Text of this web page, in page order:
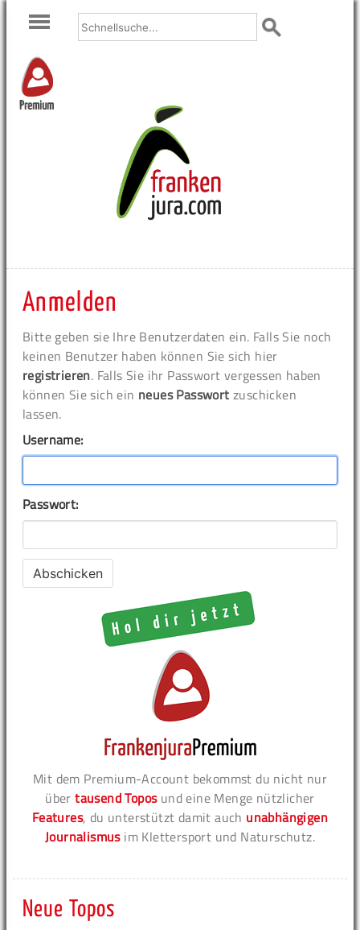
Premium
Anmelden
Bitte geben sie Ihre Benutzerdaten ein. Falls Sie noch
keinen Benutzer haben können Sie sich hier
registrieren. Falls Sie ihr Passwort vergessen haben
können Sie sich ein neues Passwort zuschicken
lassen.
Username:
Passwort:
Mit dem Premium-Account bekommst du nicht nur
übertausend Toposund eine Menge nützlicher
Features, du unterstützt damit auch unabhängigen
Journalismusim Klettersport und Naturschutz.
Neue Topos